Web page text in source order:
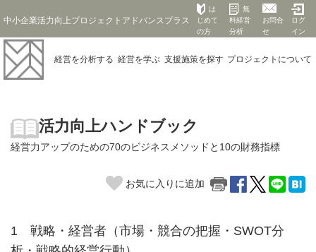
中小企業活力向上プロジェクトアドバンスプラス
は
じめて
の方
無
料経営
分析
お問合
せ
ログ
イン
経営を分析する 経営を学ぶ 支援施策を探す プロジェクト について
活力向上ハンドブック
経営力アップのための70のビジネスメソッドと10の財務指標
お気に入りに追加
1 戦略・経営者（市場・競合の把握・SWOT分